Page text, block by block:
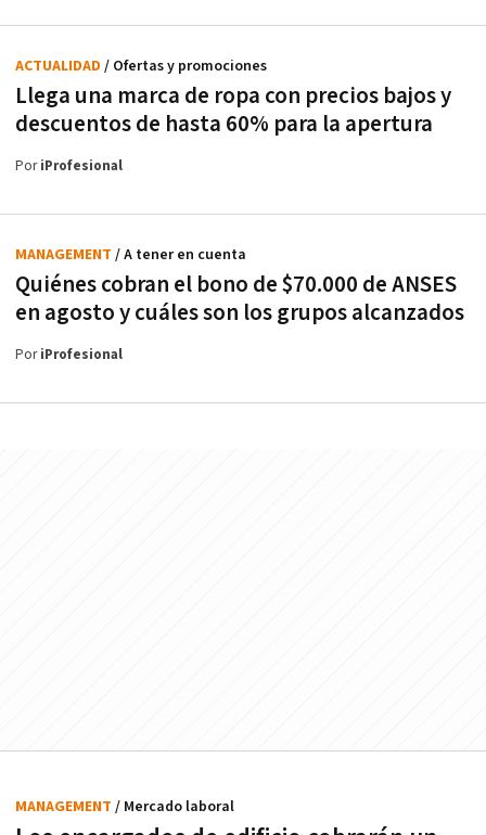
Llega una marca de ropa con precios bajos y
descuentos de hasta 60% para la apertura
ACTUALIDAD / Ofertas y promociones
PoriProfesional
Quiénes cobran el bono de $70.000 de ANSES
en agosto y cuáles son los grupos alcanzados
MANAGEMENT / A tener en cuenta
PoriProfesional
MANAGEMENT / Mercado laboral